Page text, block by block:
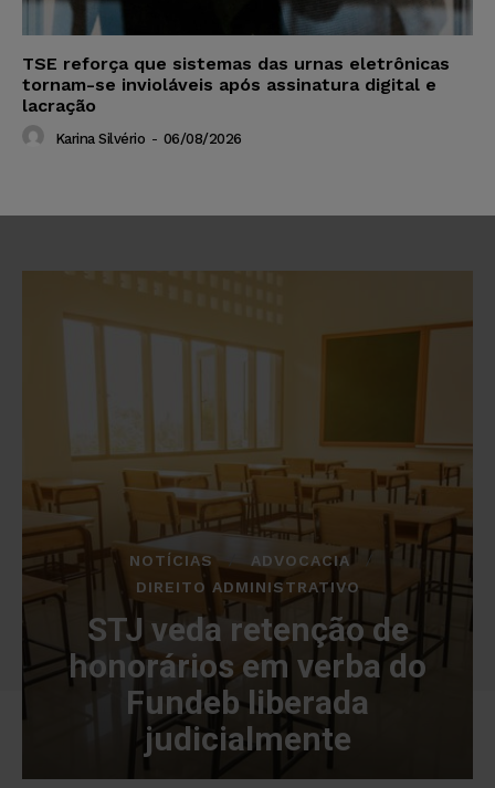
TSE reforça que sistemas das urnas eletrônicas
tornam-se invioláveis após assinatura digital e
lacração
Karina Silvério - 06/08/2026